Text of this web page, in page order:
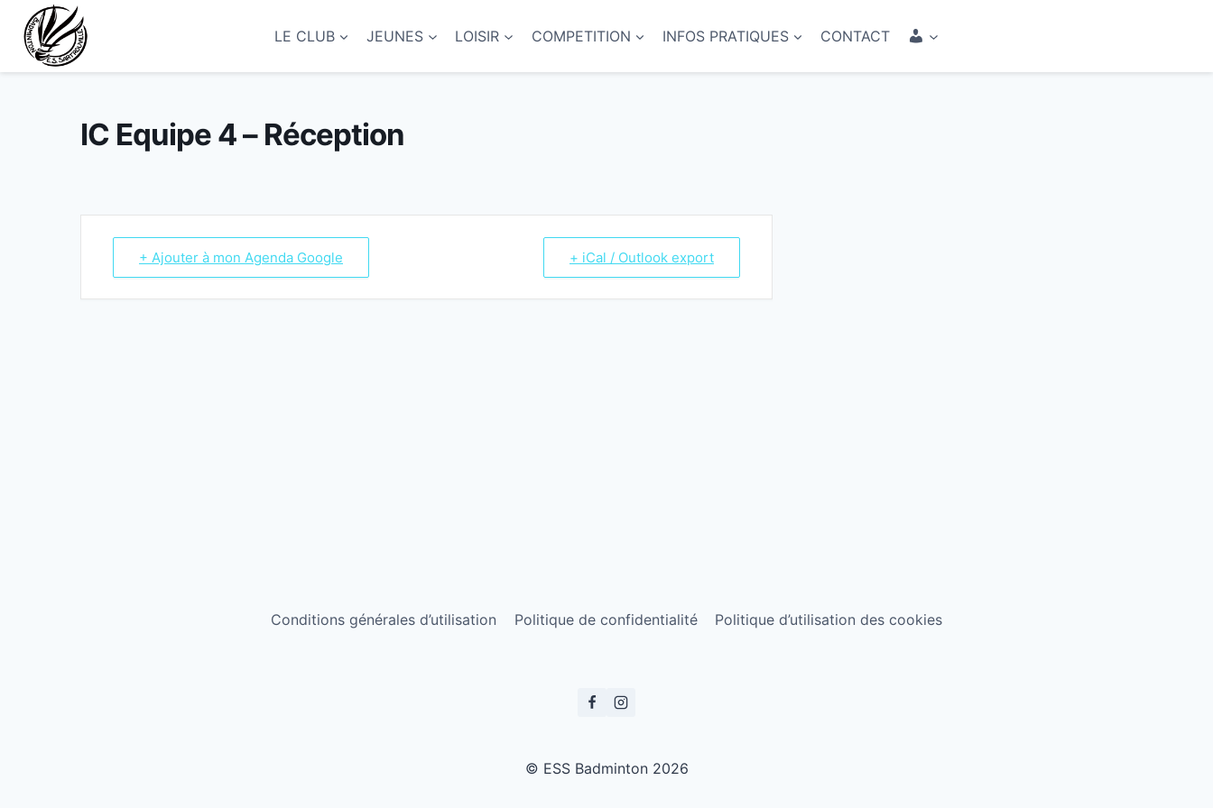
contenu
LE CLUB JEUNES LOISIR COMPETITION INFOS PRATIQUES CONTACT COMPTE
IC Equipe 4 – Réception
+ Ajouter à mon Agenda Google + iCal / Outlook export
Conditions générales d’utilisation Politique de confidentialité Politique d’utilisation des cookies
© ESS Badminton 2026